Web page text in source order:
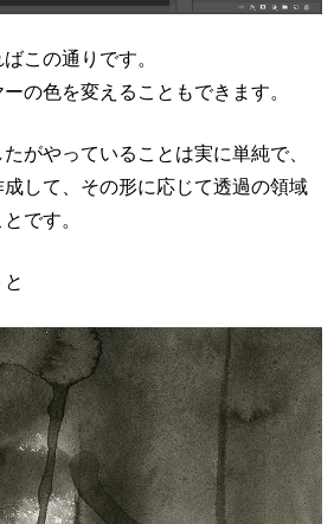
この通りです。
の色を変えることもできます。
がやっていることは実に単純で、
して、その形に応じて透過の領域
です。